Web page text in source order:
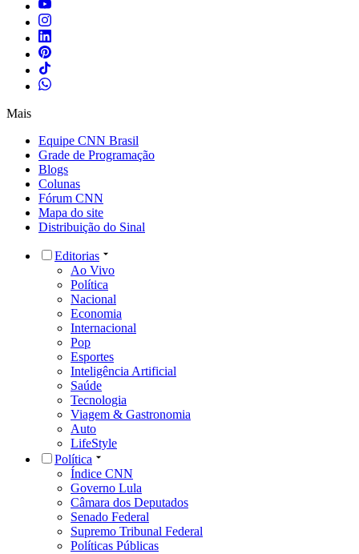
Mais
Equipe CNN Brasil
Grade de Programação
Blogs
Colunas
Fórum CNN
Mapa do site
Distribuição do Sinal
Editorias
Ao Vivo
Política
Nacional
Economia
Internacional
Pop
Esportes
Inteligência Artificial
Saúde
Tecnologia
Viagem & Gastronomia
Auto
LifeStyle
Política
Índice CNN
Governo Lula
Câmara dos Deputados
Senado Federal
Supremo Tribunal Federal
Políticas Públicas